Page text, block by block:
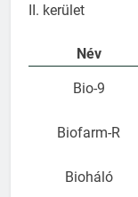
II. kerület
Név
Bio-9
Biofarm-R
Bioháló